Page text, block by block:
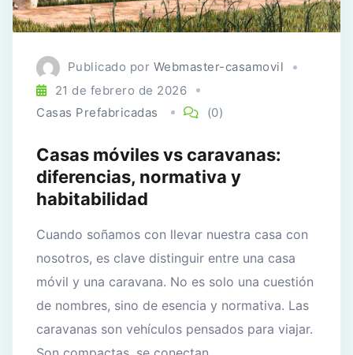
Publicado por Webmaster-casamovil
21 de febrero de 2026
Casas Prefabricadas
(0)
Casas móviles vs caravanas:
diferencias, normativa y
habitabilidad
Cuando soñamos con llevar nuestra casa con
nosotros, es clave distinguir entre una casa
móvil y una caravana. No es solo una cuestión
de nombres, sino de esencia y normativa. Las
caravanas son vehículos pensados para viajar.